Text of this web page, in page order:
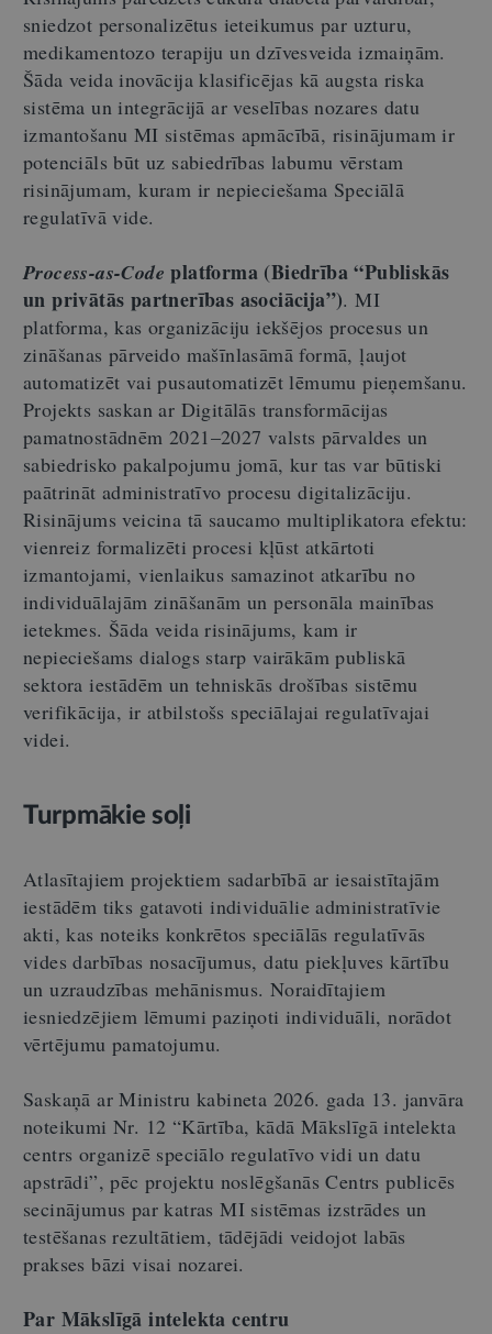
sniedzot personalizētus ieteikumus par uzturu,
medikamentozo terapiju un dzīvesveida izmaiņām.
Šāda veida inovācija klasificējas kā augsta riska
sistēma un integrācijā ar veselības nozares datu
izmantošanu MI sistēmas apmācībā, risinājumam ir
potenciāls būt uz sabiedrības labumu vērstam
risinājumam, kuram ir nepieciešama Speciālā
regulatīvā vide.
Process-as-Code platforma (Biedrība “Publiskās
un privātās partnerības asociācija”).MI
platforma, kas organizāciju iekšējos procesus un
zināšanas pārveido mašīnlasāmā formā, ļaujot
automatizēt vai pusautomatizēt lēmumu pieņemšanu.
Projekts saskan ar Digitālās transformācijas
pamatnostādnēm 2021–2027 valsts pārvaldes un
sabiedrisko pakalpojumu jomā, kur tas var būtiski
paātrināt administratīvo procesu digitalizāciju.
Risinājums veicina tā saucamo multiplikatora efektu:
vienreiz formalizēti procesi kļūst atkārtoti
izmantojami, vienlaikus samazinot atkarību no
individuālajām zināšanām un personāla mainības
ietekmes. Šāda veida risinājums, kam ir
nepieciešams dialogs starp vairākām publiskā
sektora iestādēm un tehniskās drošības sistēmu
verifikācija, ir atbilstošs speciālajai regulatīvajai
videi.
Turpmākie soļi
Atlasītajiem projektiem sadarbībā ar iesaistītajām
iestādēm tiks gatavoti individuālie administratīvie
akti, kas noteiks konkrētos speciālās regulatīvās
vides darbības nosacījumus, datu piekļuves kārtību
un uzraudzības mehānismus. Noraidītajiem
iesniedzējiem lēmumi paziņoti individuāli, norādot
vērtējumu pamatojumu.
Saskaņā ar Ministru kabineta 2026. gada 13. janvāra
noteikumi Nr. 12 “Kārtība, kādā Mākslīgā intelekta
centrs organizē speciālo regulatīvo vidi un datu
apstrādi”, pēc projektu noslēgšanās Centrs publicēs
secinājumus par katras MI sistēmas izstrādes un
testēšanas rezultātiem, tādējādi veidojot labās
prakses bāzi visai nozarei.
Par Mākslīgā intelekta centru